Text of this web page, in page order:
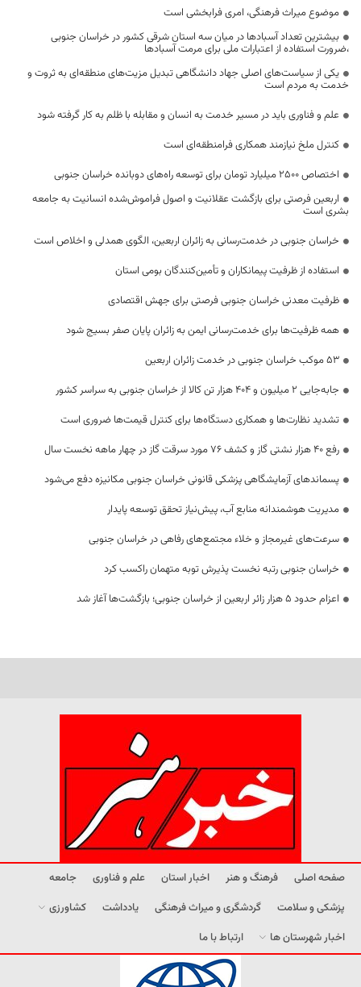
موضوع میراث فرهنگی، امری فرابخشی است
بیشترین تعداد آسبادها در میان سه استان شرقی کشور در خراسان جنوبی
،ضرورت استفاده از اعتبارات ملی برای مرمت آسبادها
یکی از سیاست‌های اصلی جهاد دانشگاهی تبدیل مزیت‌های منطقه‌ای به ثروت و
خدمت به مردم است
علم و فناوری باید در مسیر خدمت به انسان و مقابله با ظلم به کار گرفته شود
کنترل ملخ نیازمند همکاری فرامنطقه‌ای است
اختصاص 2500 میلیارد تومان برای توسعه راه‌های دوبانده خراسان جنوبی
اربعین فرصتی برای بازگشت عقلانیت و اصول فراموش‌شده انسانیت به جامعه
بشری است
خراسان جنوبی در خدمت‌رسانی به زائران اربعین، الگوی همدلی و اخلاص است
استفاده از ظرفیت پیمانکاران و تأمین‌کنندگان بومی استان
ظرفیت معدنی خراسان جنوبی فرصتی برای جهش اقتصادی
همه ظرفیت‌ها برای خدمت‌رسانی ایمن به زائران پایان صفر بسیج شود
53 موکب خراسان جنوبی در خدمت زائران اربعین
جابه‌جایی 2 میلیون و 404 هزار تن کالا از خراسان جنوبی به سراسر کشور
تشدید نظارت‌ها و همکاری دستگاه‌ها برای کنترل قیمت‌ها ضروری است
رفع 40 هزار نشتی گاز و کشف 76 مورد سرقت گاز در چهار ماهه نخست سال
پسماندهای آزمایشگاهی پزشکی قانونی خراسان جنوبی مکانیزه دفع می‌شود
مدیریت هوشمندانه منابع آب، پیش‌نیاز تحقق توسعه پایدار
سرعت‌های غیرمجاز و خلاء مجتمع‌های رفاهی در خراسان جنوبی
خراسان جنوبی رتبه نخست پذیرش توبه متهمان راکسب کرد
اعزام حدود 5 هزار زائر اربعین از خراسان جنوبی؛ بازگشت‌ها آغاز شد
صفحه اصلی فرهنگ و هنر اخبار استان علم و فناوری
جامعه
پزشکی و سلامت
گردشگری و میراث فرهنگی یادداشت
کشاورزی
اخبار شهرستان ها
ارتباط با ما